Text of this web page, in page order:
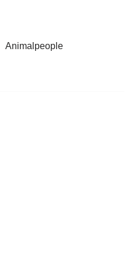
Animalpeople